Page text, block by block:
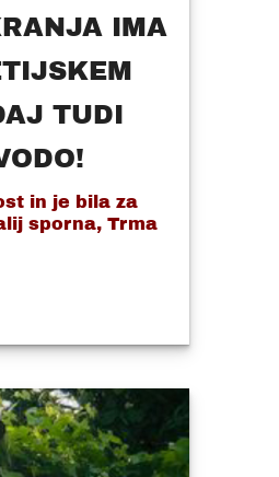
IMA
TUDI
in je bila za
sporna, Trma